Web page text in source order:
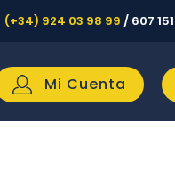
(+34) 924 03 98 99 / 607
Mi Cuenta